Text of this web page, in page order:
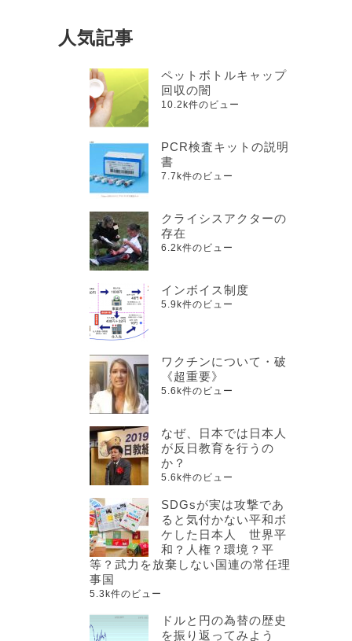
人気記事
ペットボトルキャップ
回収の闇
10.2k件のビュー
PCR検査キットの説明
書
7.7k件のビュー
クライシスアクターの
存在
6.2k件のビュー
インボイス制度
5.9k件のビュー
ワクチンについて・破
《超重要》
5.6k件のビュー
なぜ、日本では日本人
が反日教育を行うの
か？
5.6k件のビュー
SDGsが実は攻撃であ
ると気付かない平和ボ
ケした日本人 世界平
和？人権？環境？平
等？武力を放棄しない国連の常任理
事国
5.3k件のビュー
ドルと円の為替の歴史
を振り返ってみよう